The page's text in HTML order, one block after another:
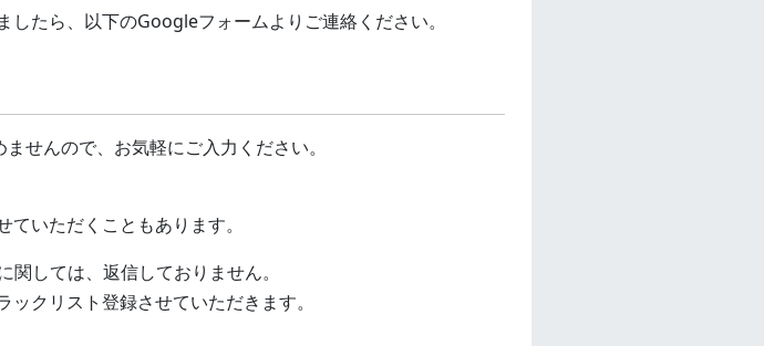
たら、以下のGoogleフォームよりご連絡ください。
せんので、お気軽にご入力ください。
いただくこともあります。
しては、返信しておりません。
クリスト登録させていただきます。